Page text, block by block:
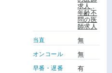
求人
年齢不
問の医
師求人
当直 無
オンコール 無
早番・遅番 有